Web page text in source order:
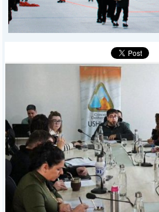
MÁS
BÚSQUEDA